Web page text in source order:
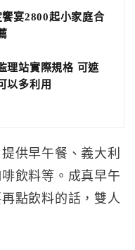
宴2800起小家庭合
理站實際規格 可遮
以多利用
供早午餐、義大利
飲料等。成真早午
點飲料的話，雙人